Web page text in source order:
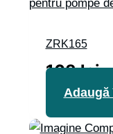
ZRK165
163lei